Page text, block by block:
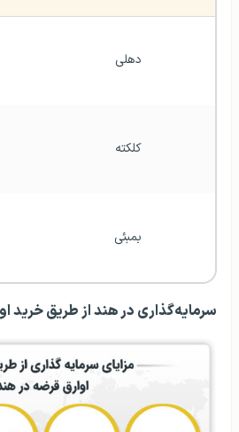
دهلی
کلکته
بمبئی
سرمایه‌گذاری در هند از طریق خرید